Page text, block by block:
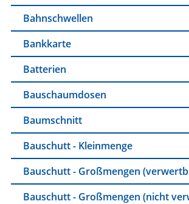
Bahnschwellen
Bankkarte
Batterien
Bauschaumdosen
Baumschnitt
Bauschutt - Kleinmenge
Bauschutt - Großmengen
Bauschutt - Großmengen (nicht